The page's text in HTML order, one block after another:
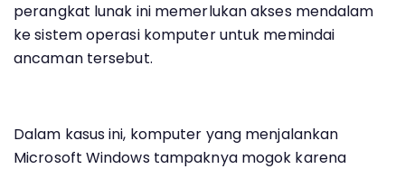
perangkat lunak ini memerlukan akses mendalam
ke sistem operasi komputer untuk memindai
ancaman tersebut.
Dalam kasus ini, komputer yang menjalankan
Microsoft Windows tampaknya mogok karena